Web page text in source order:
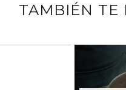
TAMBIÉN TE